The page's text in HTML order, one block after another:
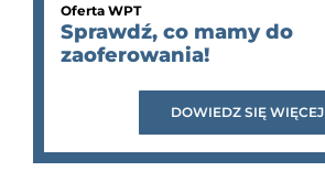
Oferta WPT
Sprawdź, co mamy do
zaoferowania!
DOWIEDZ SIĘ WIĘCEJ